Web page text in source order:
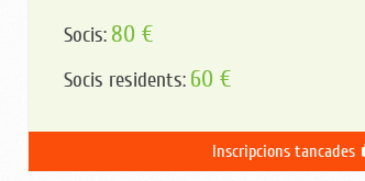
Socis: 80 €
Socis residents: 60 €
Inscripcions tancades